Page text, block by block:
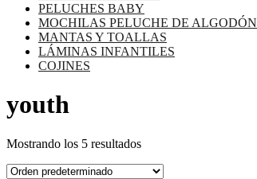
PELUCHES BABY
MOCHILAS PELUCHE DE ALGODÓN
MANTAS Y TOALLAS
LÁMINAS INFANTILES
COJINES
youth
Mostrando los 5 resultados